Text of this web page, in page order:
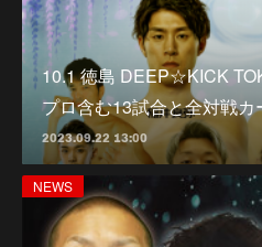
10.1 徳島 DEEP☆KICK
プロ含む13試合と全対戦カ
2023.09.22 13:00
NEWS